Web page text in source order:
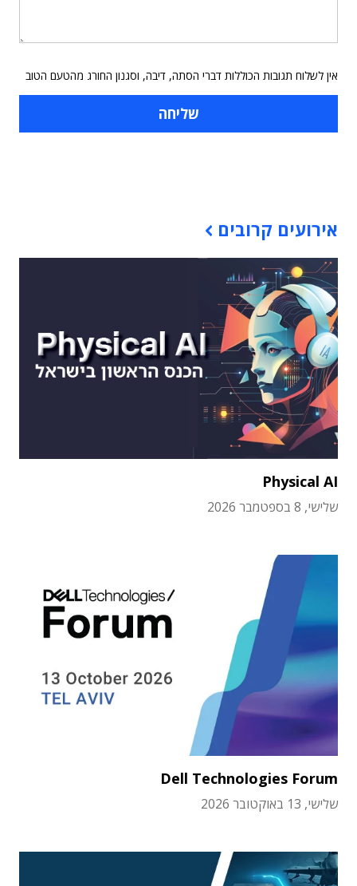
אין לשלוח תגובות הכוללות דברי הסתה, דיבה, וסגנון החורג מהטעם הטוב
אירועים קרובים
Physical AI
שלישי, 8 בספטמבר 2026
Dell Technologies Forum
שלישי, 13 באוקטובר 2026